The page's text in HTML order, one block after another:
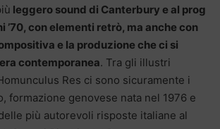
leggero sound di Canterbury e al prog
’70, con elementi retrò, ma anche con
e la produzione che ci si
contemporanea. Tra gli illustri
Res ci sono sicuramente i
formazione genovese nata nel 1976 e
più autorevoli risposte italiane al